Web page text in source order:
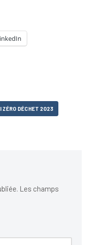
ZÉRO DÉCHET 2023
Les champs